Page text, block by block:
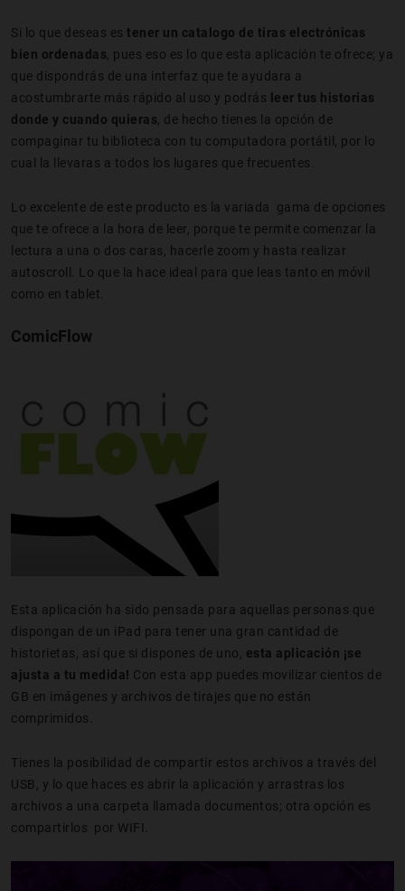
Si lo que deseas es tener un catalogo de tiras electrónicas
bien ordenadas, pues eso es lo que esta aplicación te ofrece; ya
que dispondrás de una interfaz que te ayudara a
acostumbrarte más rápido al uso y podrás
leer tus historias
donde y cuando quieras, de hecho tienes la opción de
compaginar tu biblioteca con tu computadora portátil, por lo
cual la llevaras a todos los lugares que frecuentes.
Lo excelente de este producto es la variada gama de opciones
que te ofrece a la hora de leer, porque te permite comenzar la
lectura a una o dos caras, hacerle zoom y hasta realizar
autoscroll. Lo que la hace ideal para que leas tanto en móvil
como en tablet.
ComicFlow
Esta aplicación ha sido pensada para aquellas personas que
dispongan de un iPad para tener una gran cantidad de
historietas, así que si dispones de uno, esta aplicación ¡se
ajusta a tu medida! Con esta app puedes movilizar cientos de
GB en imágenes y archivos de tirajes que no están
comprimidos.
Tienes la posibilidad de compartir estos archivos a través del
USB, y lo que haces es abrir la aplicación y arrastras los
archivos a una carpeta llamada documentos; otra opción es
compartirlos por WIFI.